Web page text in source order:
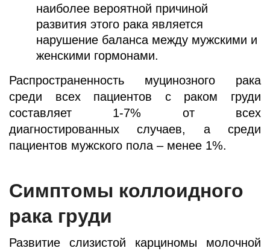
наиболее вероятной причиной
развития этого рака является
нарушение баланса между мужскими и
женскими гормонами.
Распространенность муцинозного рака
среди всех пациентов с раком груди
составляет 1-7% от всех
диагностированных случаев, а среди
пациентов мужского пола – менее 1%.
Симптомы коллоидного
рака груди
Развитие слизистой карциномы молочной